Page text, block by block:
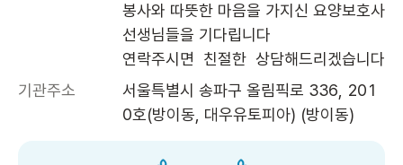
봉사와 따뜻한 마음을 가지신 요양보호사
선생님들을 기다립니다
연락주시면  친절한  상담해드리겠습니다
기관주소
서울특별시 송파구 올림픽로 336, 201
0호(방이동, 대우유토피아) (방이동)